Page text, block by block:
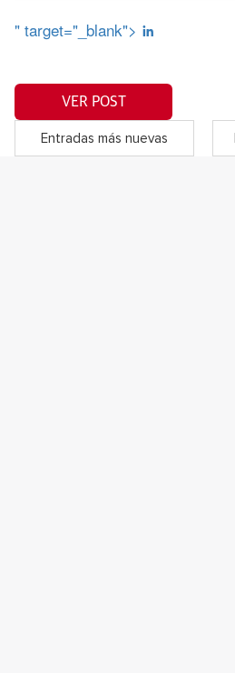
" target="_blank">
VER POST
Entradas más nuevas